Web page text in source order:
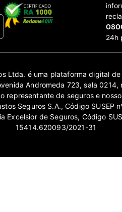
24h
Ltda. é uma plataforma digital
Andromeda 723, sala 0214,
representante de seguros e
Seguros S.A., Código SUSEP
de Seguros, Código
15414.620093/2021-31